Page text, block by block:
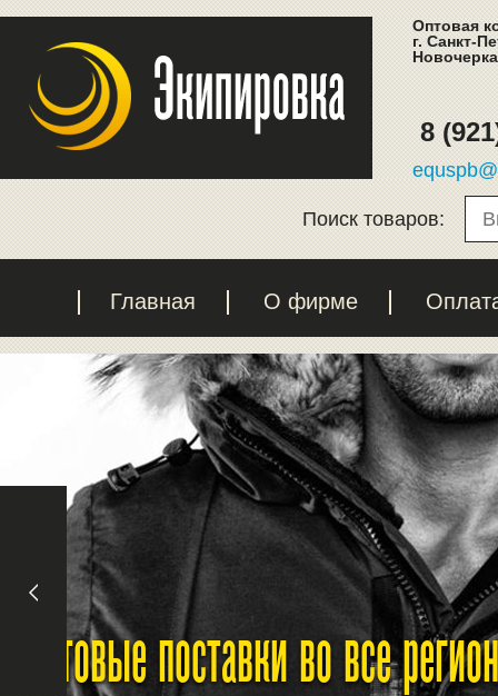
Оптовая
г. Санкт-
8
Поиск товаров:
Главная О фирме
Оптовые поставки во все